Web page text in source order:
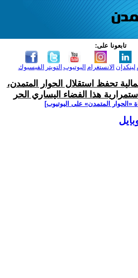
تابعونا على:
الفيسبوك التويتر اليوتيوب الانستغرام لينكدإن
تحفظ استقلال الحوار المتمدن،
هذا الفضاء اليساري الحر
‫«الحوار المتمدن» على اليوتيوب]